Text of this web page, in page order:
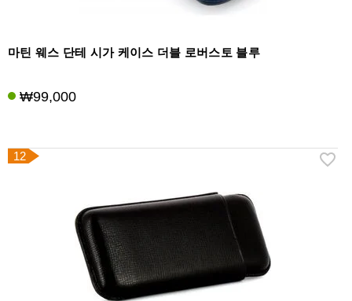
마틴 웨스 단테 시가 케이스 더블 로버스토 블루
₩99,000
12